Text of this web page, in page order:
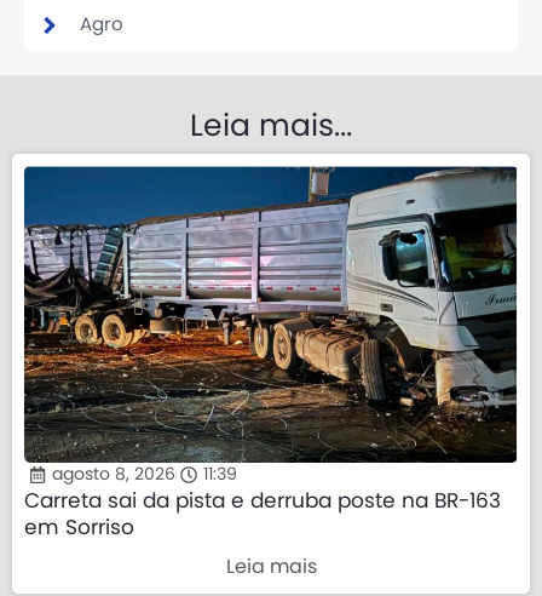
Agro
Leia mais...
agosto 8, 2026 11:39
Carreta sai da pista e derruba poste na BR-163
em Sorriso
Leia mais